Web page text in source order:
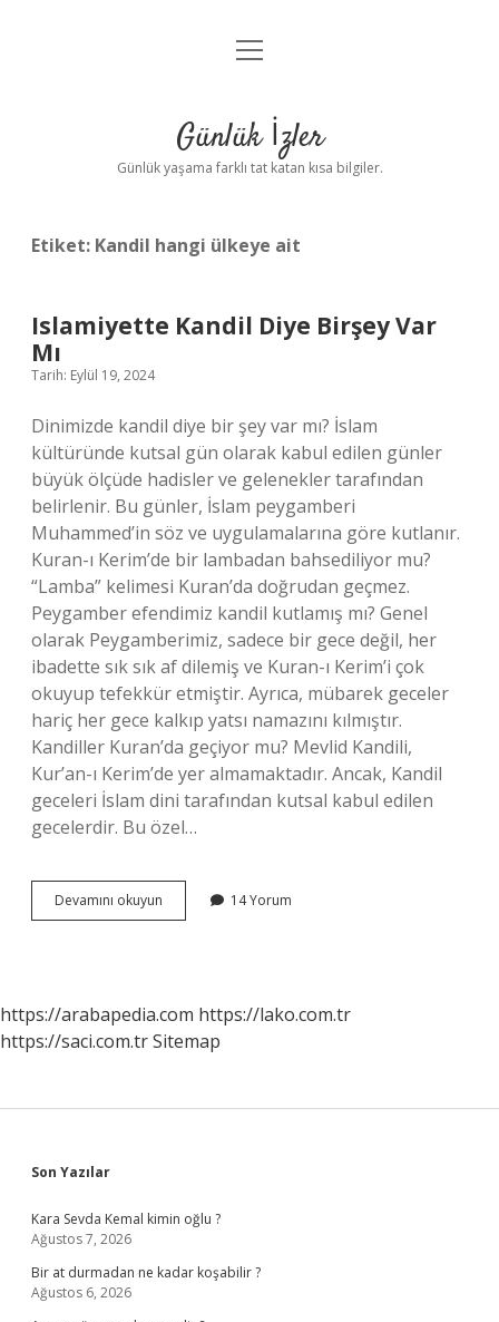
Anasayfa
Yasal Uyarı
menüyü
Günlük İzler
Günlük yaşama farklı tat katan kısa bilgiler.
Etiket: Kandil hangi ülkeye ait
Islamiyette Kandil Diye Birşey Var
Mı
Tarih: Eylül 19, 2024
Dinimizde kandil diye bir şey var mı? İslam
kültüründe kutsal gün olarak kabul edilen günler
büyük ölçüde hadisler ve gelenekler tarafından
belirlenir. Bu günler, İslam peygamberi
Muhammed’in söz ve uygulamalarına göre kutlanır.
Kuran-ı Kerim’de bir lambadan bahsediliyor mu?
“Lamba” kelimesi Kuran’da doğrudan geçmez.
Peygamber efendimiz kandil kutlamış mı? Genel
olarak Peygamberimiz, sadece bir gece değil, her
ibadette sık sık af dilemiş ve Kuran-ı Kerim’i çok
okuyup tefekkür etmiştir. Ayrıca, mübarek geceler
hariç her gece kalkıp yatsı namazını kılmıştır.
Kandiller Kuran’da geçiyor mu? Mevlid Kandili,
Kur’an-ı Kerim’de yer almamaktadır. Ancak, Kandil
geceleri İslam dini tarafından kutsal kabul edilen
gecelerdir. Bu özel…
Devamını okuyun Islamiyette
Kandil
14 Yorum
https://arabapedia.com https://lako.com.tr
https://saci.com.trSitemap
Sidebar
Son Yazılar
Kara Sevda Kemal kimin oğlu ?
Ağustos 7, 2026
Bir at durmadan ne kadar koşabilir ?
Ağustos 6, 2026